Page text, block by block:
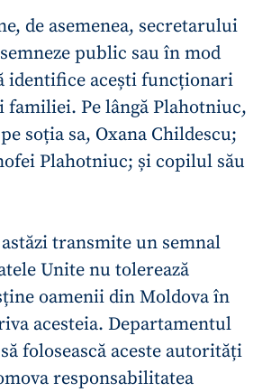
de asemenea, secretarului
public sau în mod
identifice acești funcționari
familiei. Pe lângă Plahotniuc,
soția sa, Oxana Childescu;
Plahotniuc; și copilul său
transmite un semnal
Unite nu tolerează
oamenii din Moldova în
acesteia. Departamentul
folosească aceste autorități
responsabilitatea